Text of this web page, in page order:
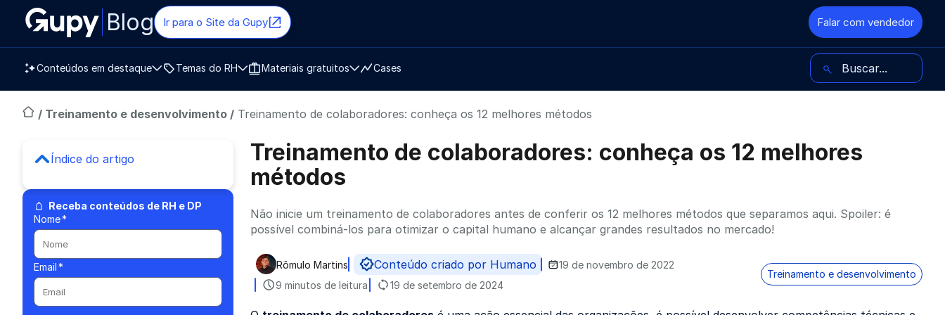
Blog Ir para o Site da Gupy Falar com vendedor
Conteúdos em destaque Temas do RH Materiais gratuitos Cases Buscar no blog
/ Treinamento e desenvolvimento / Treinamento de colaboradores: conheça os 12 melhores métodos
Índice do artigo
Receba conteúdos de RH e DP
Nome*
Email*
Treinamento de colaboradores: conheça os 12 melhores
métodos
Não inicie um treinamento de colaboradores antes de conferir os 12 melhores métodos que separamos aqui. Spoiler: é
possível combiná-los para otimizar o capital humano e alcançar grandes resultados no mercado!
Publicado por
Rômulo Martins Conteúdo criado por Humano
19 de novembro de 2022
9 minutos de leitura
19 de setembro de 2024
Treinamento e desenvolvimento